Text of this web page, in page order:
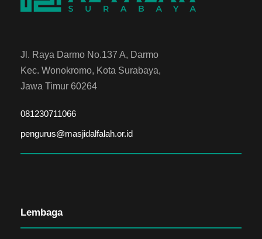
Jl. Raya Darmo No.137 A, Darmo
Kec. Wonokromo, Kota Surabaya,
Jawa Timur 60264
081230711066
pengurus@masjidalfalah.or.id
Lembaga